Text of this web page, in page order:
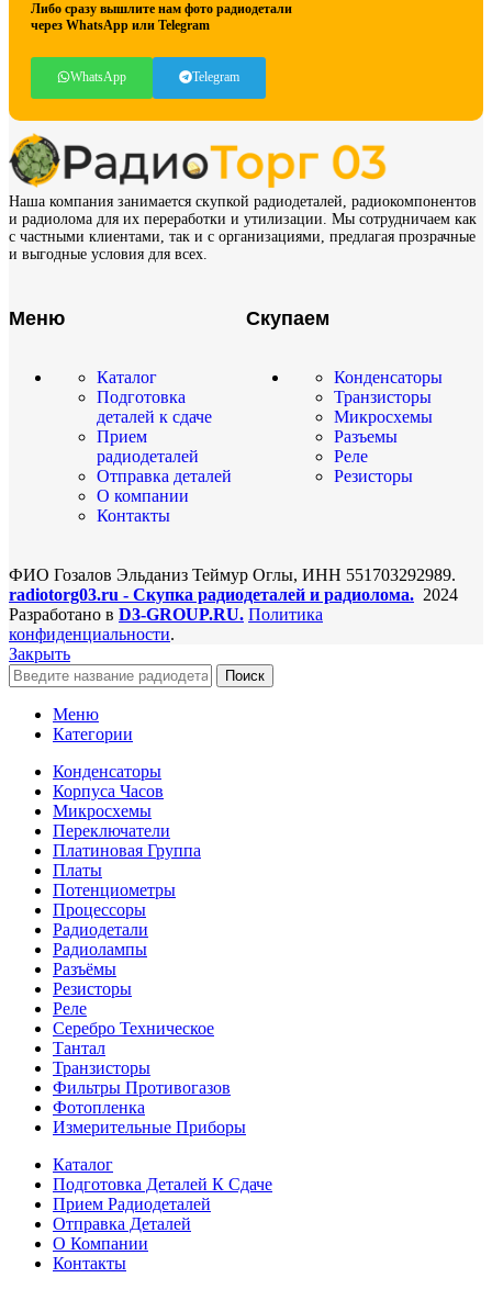
Либо сразу вышлите нам фото радиодетали
через WhatsApp или Telegram
WhatsApp Telegram
Наша компания занимается скупкой радиодеталей, радиокомпонентов
и радиолома для их переработки и утилизации. Мы сотрудничаем как
с частными клиентами, так и с организациями, предлагая прозрачные
и выгодные условия для всех.
Меню
Каталог
Подготовка
деталей к сдаче
Прием
радиодеталей
Отправка деталей
О компании
Контакты
Скупаем
Конденсаторы
Транзисторы
Микросхемы
Разъемы
Реле
Резисторы
ФИО Гозалов Эльданиз Теймур Оглы, ИНН 551703292989.
radiotorg03.ru - Скупка радиодеталей и радиолома. 2024
Разработано в D3-GROUP.RU. Политика
конфиденциальности.
Закрыть
Поиск
Меню
Категории
Конденсаторы
Корпуса Часов
Микросхемы
Переключатели
Платиновая Группа
Платы
Потенциометры
Процессоры
Радиодетали
Радиолампы
Разъёмы
Резисторы
Реле
Серебро Техническое
Тантал
Транзисторы
Фильтры Противогазов
Фотопленка
Измерительные Приборы
Каталог
Подготовка Деталей К Сдаче
Прием Радиодеталей
Отправка Деталей
О Компании
Контакты